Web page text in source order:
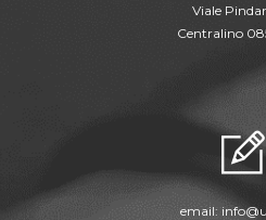
Viale
Centralino
email: